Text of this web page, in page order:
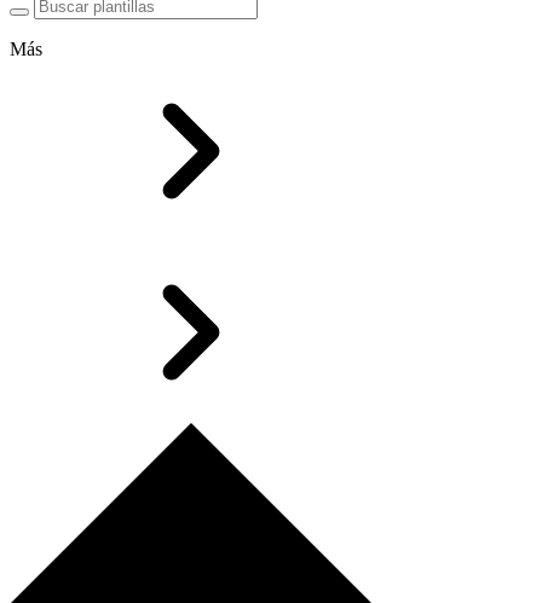
Más